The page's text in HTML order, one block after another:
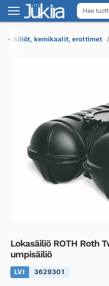
Hae
Siirry
navigointiin
Siirry
sisältöön
säiliöt, kemikaalit, erottimet
Lokasäiliö ROTH Roth
umpisäiliö
LVI 3629301